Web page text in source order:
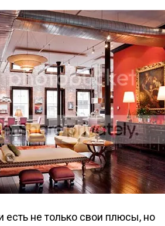
не только свои плюсы, но